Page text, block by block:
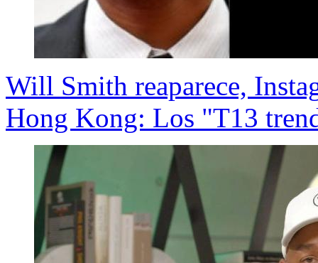
Will Smith reaparece,
Hong Kong: Los "T13